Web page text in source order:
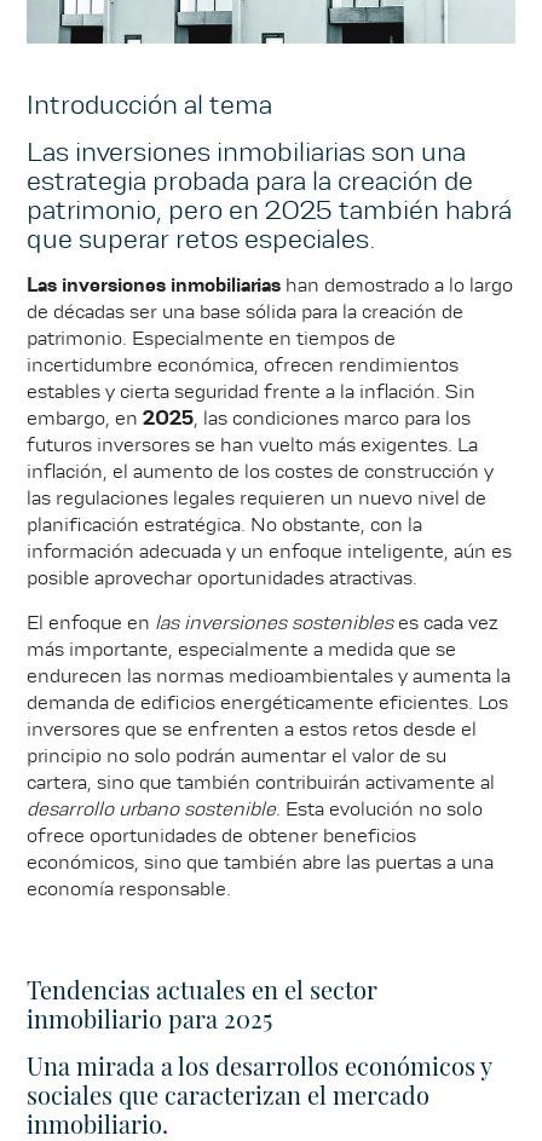
Introducción al tema
Las inversiones inmobiliarias son una
estrategia probada para la creación de
patrimonio, pero en 2025 también habrá
que superar retos especiales.
Las inversiones inmobiliarias han demostrado a lo largo
de décadas ser una base sólida para la creación de
patrimonio. Especialmente en tiempos de
incertidumbre económica, ofrecen rendimientos
estables y cierta seguridad frente a la inflación. Sin
embargo, en2025, las condiciones marco para los
futuros inversores se han vuelto más exigentes. La
inflación, el aumento de los costes de construcción y
las regulaciones legales requieren un nuevo nivel de
planificación estratégica. No obstante, con la
información adecuada y un enfoque inteligente, aún es
posible aprovechar oportunidades atractivas.
El enfoque en las inversiones sostenibleses cada vez
más importante, especialmente a medida que se
endurecen las normas medioambientales y aumenta la
demanda de edificios energéticamente eficientes. Los
inversores que se enfrenten a estos retos desde el
principio no solo podrán aumentar el valor de su
cartera, sino que también contribuirán activamente al
desarrollo urbano sostenible. Esta evolución no solo
ofrece oportunidades de obtener beneficios
económicos, sino que también abre las puertas a una
economía responsable.
Tendencias actuales en el sector
inmobiliario para 2025
Una mirada a los desarrollos económicos y
sociales que caracterizan el mercado
inmobiliario.